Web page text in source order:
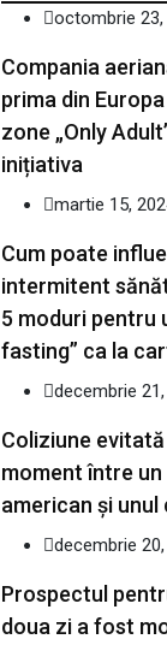
octombrie 23,
Compania
prima din
zone „Only
inițiativa
martie 15,
Cum poate
intermitent
5 moduri pentru
fasting” ca la
decembrie
Coliziune evitată
moment între un
american şi unul
decembrie
Prospectul
doua zi a fost